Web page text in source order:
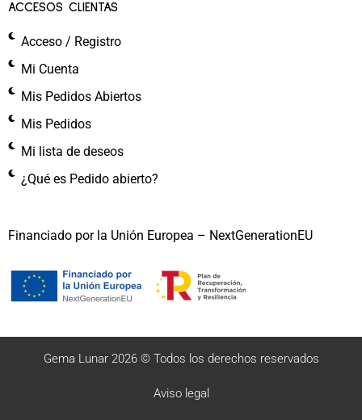
ACCESOS CLIENTAS
Acceso / Registro
Mi Cuenta
Mis Pedidos Abiertos
Mis Pedidos
Mi lista de deseos
¿Qué es Pedido abierto?
Financiado por la Unión Europea – NextGenerationEU
Gema Lunar 2026 © Todos los derechos reservados
Aviso legal